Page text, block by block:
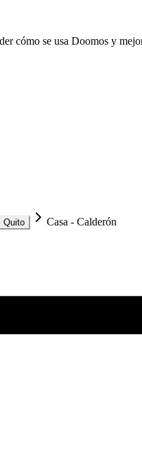
cómo se usa Doomos y
Quito Casa - Calderón